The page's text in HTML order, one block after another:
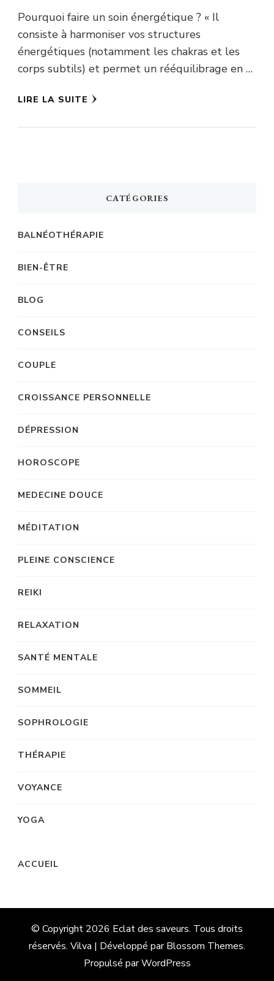
Pourquoi faire un soin énergétique ? « Il
consiste à harmoniser vos structures
énergétiques (notamment les chakras et les
corps subtils) et permet un rééquilibrage en …
LIRE LA SUITE
CATÉGORIES
BALNÉOTHÉRAPIE
BIEN-ÊTRE
BLOG
CONSEILS
COUPLE
CROISSANCE PERSONNELLE
DÉPRESSION
HOROSCOPE
MEDECINE DOUCE
MÉDITATION
PLEINE CONSCIENCE
REIKI
RELAXATION
SANTÉ MENTALE
SOMMEIL
SOPHROLOGIE
THÉRAPIE
VOYANCE
YOGA
ACCUEIL
© Copyright 2026 Eclat des saveurs. Tous droits
réservés. Vilva | Développé parBlossom Themes.
Propulsé parWordPress